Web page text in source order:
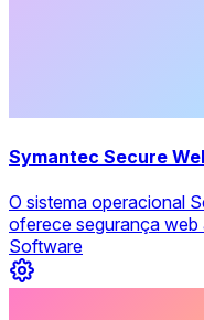
Symantec Secure
O sistema operacional
oferece segurança web
Software